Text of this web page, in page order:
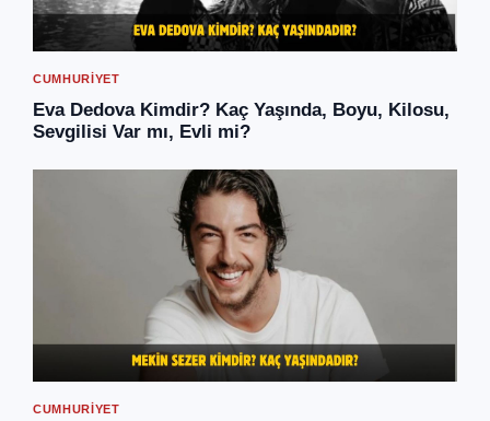
CUMHURIYET
Eva Dedova Kimdir? Kaç Yaşında, Boyu, Kilosu,
Sevgilisi Var mı, Evli mi?
CUMHURIYET